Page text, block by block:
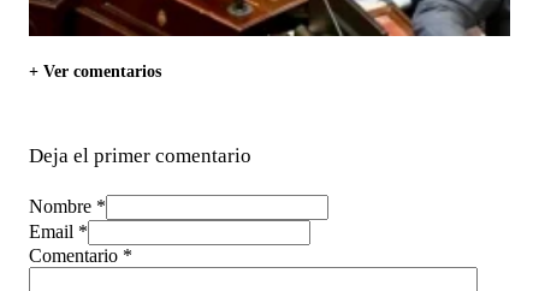
+ Ver comentarios
Deja el primer comentario
Nombre *
Email *
Comentario *